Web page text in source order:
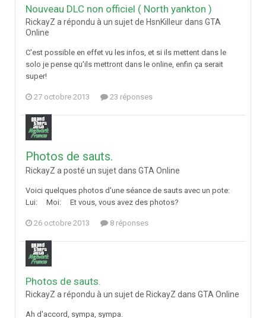
Nouveau DLC non officiel ( North yankton )
RickayZ a répondu à un sujet de HsnKilleur dans GTA
Online
C'est possible en effet vu les infos, et si ils mettent dans le
solo je pense qu'ils mettront dans le online, enfin ça serait
super!
27 octobre 2013 23 réponses
Photos de sauts.
RickayZ a posté un sujet dans GTA Online
Voici quelques photos d'une séance de sauts avec un pote:
Lui: Moi: Et vous, vous avez des photos?
26 octobre 2013 8 réponses
Photos de sauts.
RickayZ a répondu à un sujet de RickayZ dans GTA Online
Ah d'accord, sympa, sympa.